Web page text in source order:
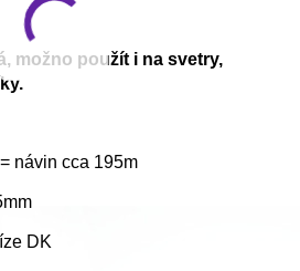
možno použít i na svetry,
návin cca 195m
DK